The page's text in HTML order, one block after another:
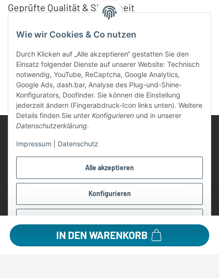
Alle akzeptieren
Konfigurieren
Wie wir Cookies & Co nutzen
Durch Klicken auf „Alle akzeptieren“ gestatten Sie den
Einsatz folgender Dienste auf unserer Website: Technisch
notwendig, YouTube, ReCaptcha, Google Analytics,
Google Ads, dash.bar, Analyse des Plug-und-Shine-
Konfigurators, Doofinder. Sie können die Einstellung
jederzeit ändern (Fingerabdruck-Icon links unten). Weitere
Details finden Sie unter Konfigurieren und in unserer
Datenschutzerklärung.
Impressum Datenschutz
IN DEN WARENKORB
Geprüfte Qualität & Sicherheit
UVP: Ist die unverbindliche Preisempfehlung des Herstellers für
Wir nutzen Trusted Shops als unabhängigen Dienstleister für die
Einholung von Bewertungen. Trusted Shops hat Maßnahmen
getroffen, um sicherzustellen, dass es es sich um echte
Bewertungen handelt.
Alle Preise in €, inkl. 19% USt. und evtl. zzgl. Versandkosten